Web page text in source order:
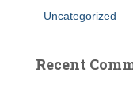
Uncategorized
Recent